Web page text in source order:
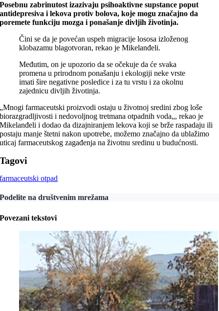
Posebnu zabrinutost izazivaju psihoaktivne supstance poput
antidepresiva i lekova protiv bolova, koje mogu značajno da
poremete funkciju mozga i ponašanje divljih životinja.
Čini se da je povećan uspeh migracije lososa izloženog
klobazamu blagotvoran, rekao je Mikelanđeli.
Međutim, on je upozorio da se očekuje da će svaka
promena u prirodnom ponašanju i ekologiji neke vrste
imati šire negativne posledice i za tu vrstu i za okolnu
zajednicu divljih životinja.
„Mnogi farmaceutski proizvodi ostaju u životnoj sredini zbog loše
biorazgradljivosti i nedovoljnog tretmana otpadnih voda„, rekao je
Mikelanđeli i dodao da dizajniranjem lekova koji se brže raspadaju ili
postaju manje štetni nakon upotrebe, možemo značajno da ublažimo
uticaj farmaceutskog zagađenja na životnu sredinu u budućnosti.
Tagovi
farmaceutski otpad
Podelite na društvenim mrežama
Povezani tekstovi